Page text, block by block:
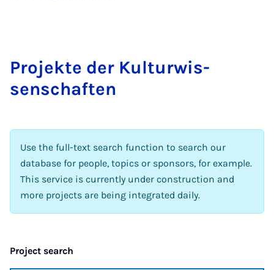
Pro­jekte der Kul­tur­wis­
senschaften
Use the full-text search function to search our
database for people, topics or sponsors, for example.
This service is currently under construction and
more projects are being integrated daily.
Project search